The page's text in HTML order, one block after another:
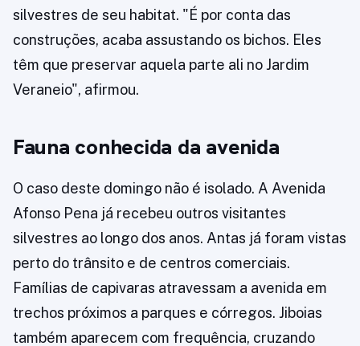
silvestres de seu habitat. "É por conta das
construções, acaba assustando os bichos. Eles
têm que preservar aquela parte ali no Jardim
Veraneio", afirmou.
Fauna conhecida da avenida
O caso deste domingo não é isolado. A Avenida
Afonso Pena já recebeu outros visitantes
silvestres ao longo dos anos. Antas já foram vistas
perto do trânsito e de centros comerciais.
Famílias de capivaras atravessam a avenida em
trechos próximos a parques e córregos. Jiboias
também aparecem com frequência, cruzando